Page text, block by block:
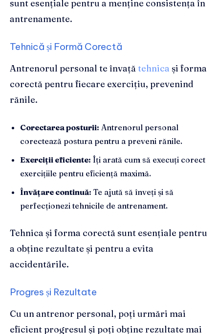
sunt esențiale pentru a menține consistența în
antrenamente.
Tehnică și Formă Corectă
Antrenorul personal te învață tehnica și forma
corectă pentru fiecare exercițiu, prevenind
rănile.
Corectarea posturii: Antrenorul personal
corectează postura pentru a preveni rănile.
Exerciții eficiente: Îți arată cum să execuți corect
exercițiile pentru eficiență maximă.
Învățare continuă: Te ajută să înveți și să
perfecționezi tehnicile de antrenament.
Tehnica și forma corectă sunt esențiale pentru
a obține rezultate și pentru a evita
accidentările.
Progres și Rezultate
Cu un antrenor personal, poți urmări mai
eficient progresul și poți obține rezultate mai